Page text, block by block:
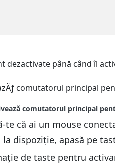
dezactivate până când îl
că ai un mouse
dispoziție, apasă pe
de taste pentru